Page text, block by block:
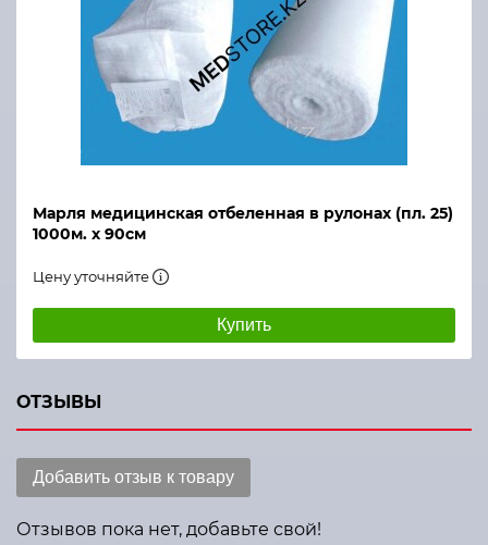
Марля медицинская отбеленная в рулонах (пл. 25)
1000м. х 90см
Цену уточняйте
Купить
ОТЗЫВЫ
Добавить отзыв к товару
Отзывов пока нет, добавьте свой!